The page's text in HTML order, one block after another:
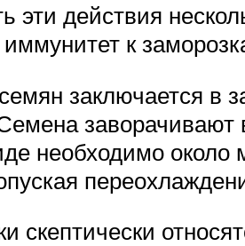
эти действия
к
заключается
необходимо
скептически